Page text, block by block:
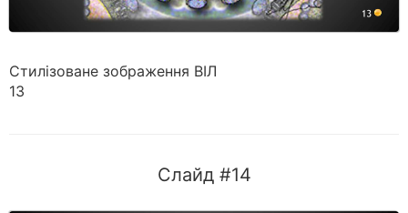
Стилізоване зображення ВІЛ
13
Слайд #14